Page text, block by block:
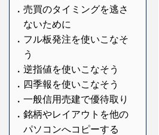
売買のタイミングを逃さ
ないために
フル板発注を使いこなそ
う
逆指値を使いこなそう
四季報を使いこなそう
一般信用売建で優待取り
銘柄やレイアウトを他の
パソコンへコピーする